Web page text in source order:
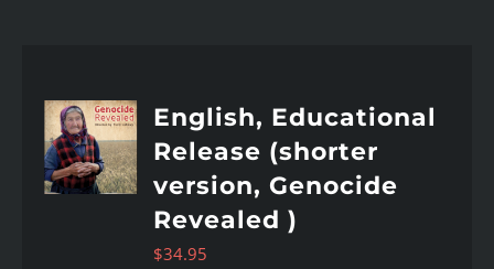
English, Educational
Release (shorter
version, Genocide
Revealed )
$34.95